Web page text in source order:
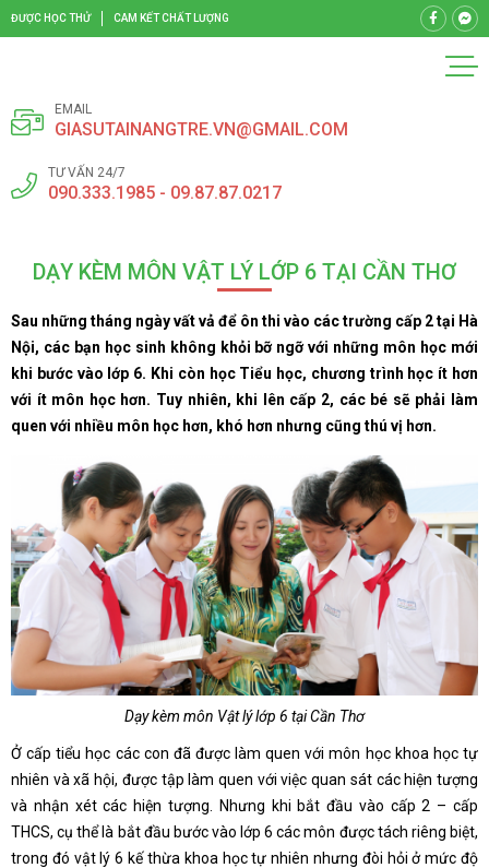
ĐƯỢC HỌC THỬ CAM KẾT CHẤT LƯỢNG
EMAIL
GIASUTAINANGTRE.VN@GMAIL.COM
TƯ VẤN 24/7
090.333.1985 - 09.87.87.0217
DẠY KÈM MÔN VẬT LÝ LỚP 6 TẠI CẦN THƠ
Sau những tháng ngày vất vả để ôn thi vào các trường cấp 2 tại Hà
Nội, các bạn học sinh không khỏi bỡ ngỡ với những môn học mới
khi bước vào lớp 6. Khi còn học Tiểu học, chương trình học ít hơn
với ít môn học hơn. Tuy nhiên, khi lên cấp 2, các bé sẽ phải làm
quen với nhiều môn học hơn, khó hơn nhưng cũng thú vị hơn.
Dạy kèm môn Vật lý lớp 6 tại Cần Thơ
Ở cấp tiểu học các con đã được làm quen với môn học khoa học tự
nhiên và xã hội, được tập làm quen với việc quan sát các hiện tượng
và nhận xét các hiện tượng. Nhưng khi bắt đầu vào cấp 2 – cấp
THCS, cụ thể là bắt đầu bước vào lớp 6 các môn được tách riêng biệt,
trong đó vật lý 6 kế thừa khoa học tự nhiên nhưng đòi hỏi ở mức độ